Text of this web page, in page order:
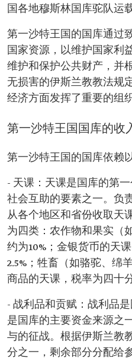
国各地穆斯林国库驼队运
第一沙特王国的国库通过
国家资源，以维护国家利
维护和保护公共财产，并
无损害的伊斯兰教教法规
经济方面发挥了重要的组
第一沙特王国国库的收
第一沙特王国的国库依赖
- 天课：天课是国库的第
社会互助的要素之一。负
从各个地区和省份收取天
为四类：农作物和果实（
约为10%；金银货币的天
2.5%；牲畜（如骆驼、绵
商品的天课，税率为四十分
- 战利品和贡赋：战利品
是国库的主要资金来源之
与的征战。根据伊斯兰教
分之一，剩余部分分配给